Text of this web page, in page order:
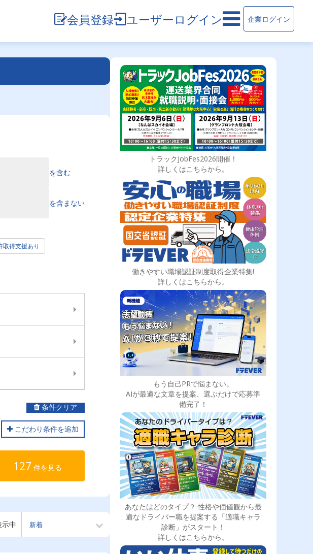
会員登録 ユーザーログイン 企業ログイン
を含む
を含まない
取得支援あり
条件クリア
こだわり条件を追加
127 件を見る
中
トラックJobFes2026開催！
詳しくはこちらから。
働きやすい職場認証制度取得企業特集!
詳しくはこちらから。
もう自己PRで悩まない。
AIが最適な文章を提案、選ぶだけで応募準
備完了！
あなたはどのタイプ？ 性格や価値観から最
適なドライバー職を提案する「適職キャラ
診断」がスタート！
詳しくはこちらから。